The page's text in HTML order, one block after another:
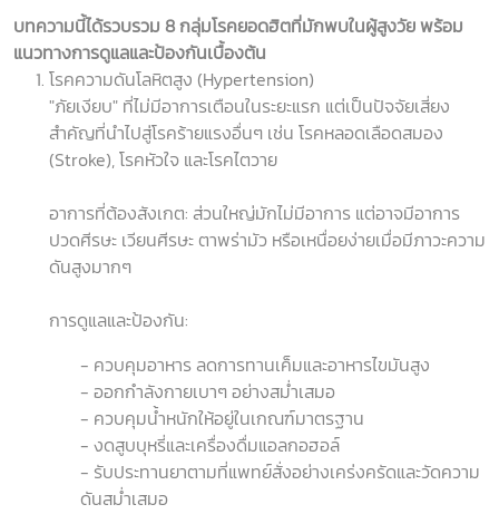
บทความนี้ได้รวบรวม 8 กลุ่มโรคยอดฮิตที่มักพบในผู้สูงวัย พร้อม
แนวทางการดูแลและป้องกันเบื้องต้น
โรคความดันโลหิตสูง (Hypertension)
"ภัยเงียบ" ที่ไม่มีอาการเตือนในระยะแรก แต่เป็นปัจจัยเสี่ยง
สำคัญที่นำไปสู่โรคร้ายแรงอื่นๆ เช่น โรคหลอดเลือดสมอง
(Stroke), โรคหัวใจ และโรคไตวาย
อาการที่ต้องสังเกต: ส่วนใหญ่มักไม่มีอาการ แต่อาจมีอาการ
ปวดศีรษะ เวียนศีรษะ ตาพร่ามัว หรือเหนื่อยง่ายเมื่อมีภาวะความ
ดันสูงมากๆ
การดูแลและป้องกัน:
- ควบคุมอาหาร ลดการทานเค็มและอาหารไขมันสูง
- ออกกำลังกายเบาๆ อย่างสม่ำเสมอ
- ควบคุมน้ำหนักให้อยู่ในเกณฑ์มาตรฐาน
- งดสูบบุหรี่และเครื่องดื่มแอลกอฮอล์
- รับประทานยาตามที่แพทย์สั่งอย่างเคร่งครัดและวัดความ
ดันสม่ำเสมอ